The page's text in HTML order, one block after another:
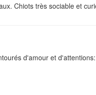
Chiots très sociable et
d'amour et